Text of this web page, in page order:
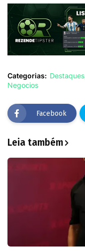
Categorias: Destaques
Negocios
Facebook
Leia também